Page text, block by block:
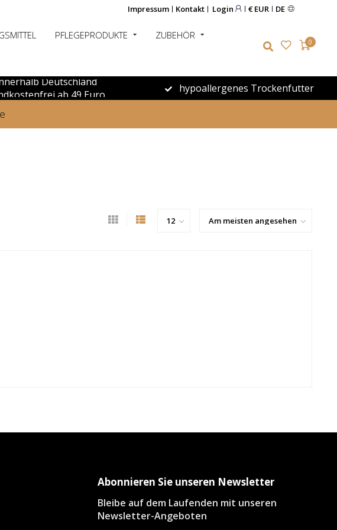
Impressum Kontakt Login € EUR DE
PFLEGEPRODUKTE
ZUBEHÖR
0
Deutschland
ab 49 Euro
hypoallergenes Trockenfutter
Abonnieren Sie unseren Newsletter
Bleibe auf dem Laufenden mit unseren
Newsletter-Angeboten